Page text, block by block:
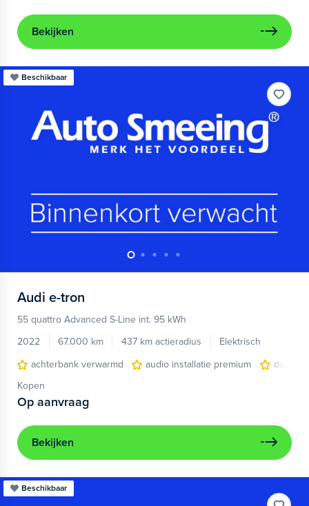
Bekijken
Beschikbaar
Audi e-tron
55 quattro Advanced S-Line int. 95 kWh
2022
67.000 km 437 km actieradius
Elektrisch
achterbank verwarmd
audio installatie premium
Kopen
Op aanvraag
Bekijken
Beschikbaar